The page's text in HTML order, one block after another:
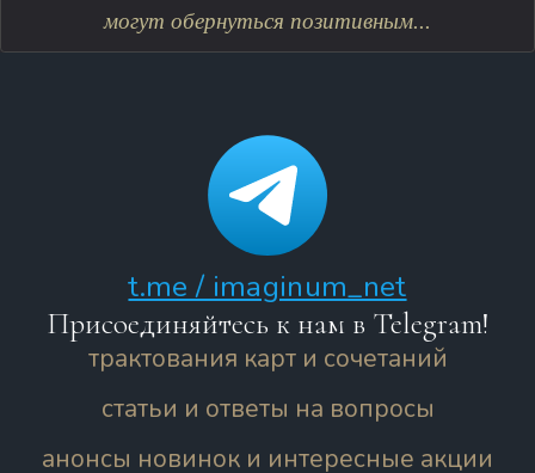
могут обернуться позитивным...
t.me / imaginum_net
Присоединяйтесь к нам в Telegram!
трактования карт и сочетаний
статьи и ответы на вопросы
анонсы новинок и интересные акции